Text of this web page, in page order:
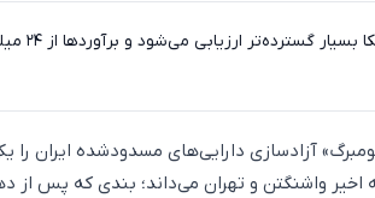
ابعاد دارایی‌های مسدودشده ایران در خارج از
آزادسازی دارایی‌های مسدودشده ایران را
واشنگتن و تهران می‌داند؛ بندی که پس از